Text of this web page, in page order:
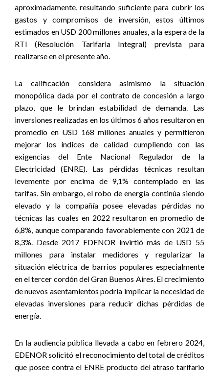
aproximadamente, resultando suficiente para cubrir los
gastos y compromisos de inversión, estos últimos
estimados en USD 200 millones anuales, a la espera de la
RTI (Resolución Tarifaria Integral) prevista para
realizarse en el presente año.
La calificación considera asimismo la situación
monopólica dada por el contrato de concesión a largo
plazo, que le brindan estabilidad de demanda. Las
inversiones realizadas en los últimos 6 años resultaron en
promedio en USD 168 millones anuales y permitieron
mejorar los índices de calidad cumpliendo con las
exigencias del Ente Nacional Regulador de la
Electricidad (ENRE). Las pérdidas técnicas resultan
levemente por encima de 9,1% contemplado en las
tarifas. Sin embargo, el robo de energía continúa siendo
elevado y la compañía posee elevadas pérdidas no
técnicas las cuales en 2022 resultaron en promedio de
6,8%, aunque comparando favorablemente con 2021 de
8,3%. Desde 2017 EDENOR invirtió más de USD 55
millones para instalar medidores y regularizar la
situación eléctrica de barrios populares especialmente
en el tercer cordón del Gran Buenos Aires. El crecimiento
de nuevos asentamientos podría implicar la necesidad de
elevadas inversiones para reducir dichas pérdidas de
energía.
En la audiencia pública llevada a cabo en febrero 2024,
EDENOR solicitó el reconocimiento del total de créditos
que posee contra el ENRE producto del atraso tarifario